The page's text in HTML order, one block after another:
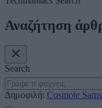
Αναζήτηση
Search
Δημοφιλή: Cosmote